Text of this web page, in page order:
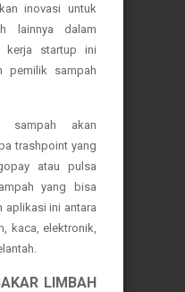
inovasi untuk
lainnya dalam
kerja startup ini
pemilik sampah
sampah akan
trashpoint yang
atau pulsa
yang bisa
aplikasi ini antara
kaca, elektronik,
LIMBAH